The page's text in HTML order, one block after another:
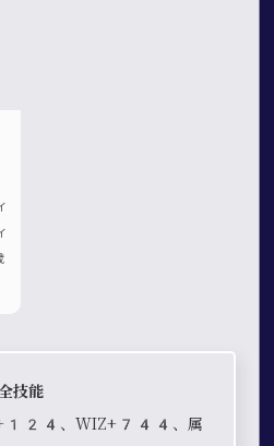
技能
、WIZ+744、属